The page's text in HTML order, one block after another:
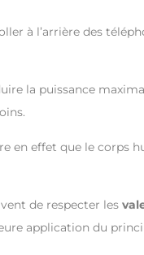
à l’arrière des
la puissance
en effet que le corps
de respecter les
application du